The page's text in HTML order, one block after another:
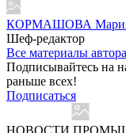
КОРМАШОВА
Шеф-редактор
Все материалы автора
Подписывайтесь на
раньше всех!
Подписаться
НОВОСТИ